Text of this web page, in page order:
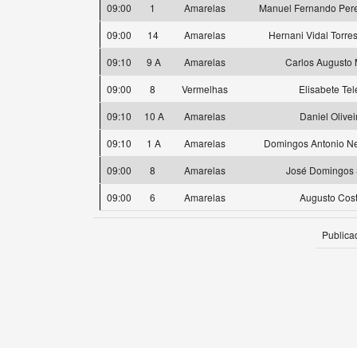
09:00
1 Amarelas
Manuel Fernando
09:00
14 Amarelas
Hernani Vidal
09:10
9 A Amarelas
Carlos Augusto
09:00
8 Vermelhas
Elisabete
09:10
10 A Amarelas
Daniel
09:10
1 A Amarelas
Domingos Antonio
09:00
8 Amarelas
José Domingos
09:00
6 Amarelas Augusto